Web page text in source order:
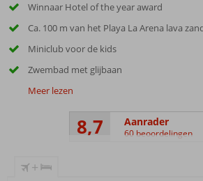
Winnaar Hotel of the year award
Ca. 100 m van het Playa La Arena lava
Miniclub voor de kids
Zwembad met glijbaan
Meer lezen
8,7 Aanrader
60 beoordelingen
+